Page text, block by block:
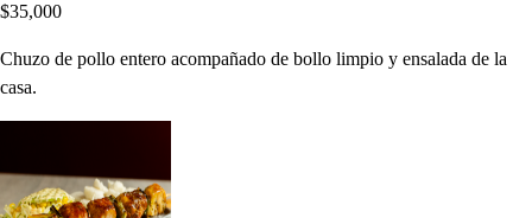
$35,000
Chuzo de pollo entero acompañado de bollo limpio y ensalada de la
casa.